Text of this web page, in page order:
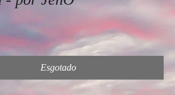
Esgotado